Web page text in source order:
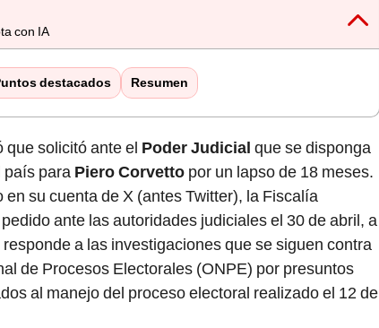
con IA
destacados Resumen
que solicitó ante el Poder Judicial que se disponga
país para Piero Corvetto por un lapso de 18 meses.
su cuenta de X (antes Twitter), la Fiscalía
ante las autoridades judiciales el 30 de abril, a
a las investigaciones que se siguen contra
de Procesos Electorales (ONPE) por presuntos
al manejo del proceso electoral realizado el 12 de